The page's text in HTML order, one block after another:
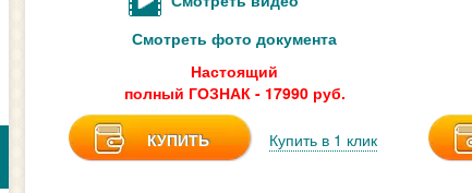
Смотреть фото документа
Настоящий
полный ГОЗНАК - 17990 руб.
КУПИТЬ Купить в 1 клик